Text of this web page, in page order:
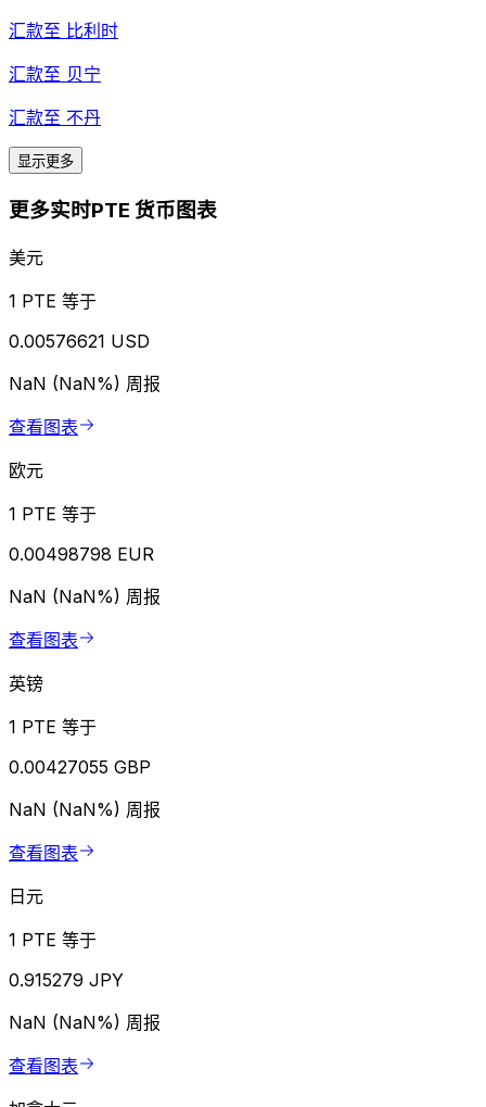
汇款至 比利时
汇款至 贝宁
汇款至 不丹
显示更多
更多实时PTE 货币图表
美元
1 PTE 等于
0.00576621 USD
NaN (NaN%) 周报
查看图表
欧元
1 PTE 等于
0.00498798 EUR
NaN (NaN%) 周报
查看图表
英镑
1 PTE 等于
0.00427055 GBP
NaN (NaN%) 周报
查看图表
日元
1 PTE 等于
0.915279 JPY
NaN (NaN%) 周报
查看图表